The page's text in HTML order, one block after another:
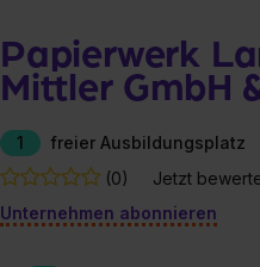
Papierwerk
Mittler GmbH
1
freier Ausbildungsplatz
(0)
Jetzt
Unternehmen abonnieren